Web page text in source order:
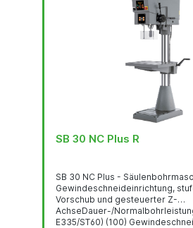
SB 30 NC Plus R
SB 30 NC Plus -
Gewindeschneideinrichtung,
Vorschub und gesteuerter Z-
AchseDauer-/Normalbohrleistung (mm)
E335/ST60) (100) Gewindeschneideinrichtung